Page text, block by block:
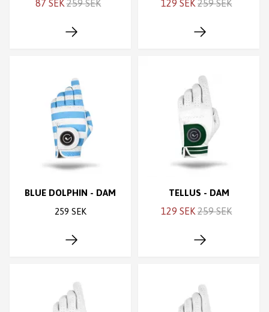
87 SEK 259 SEK 129 SEK 259 SEK
BLUE DOLPHIN - DAM
259 SEK
TELLUS - DAM
129 SEK 259 SEK